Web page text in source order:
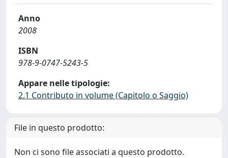
Anno
2008
ISBN
978-9-0747-5243-5
Appare nelle tipologie:
2.1 Contributo in volume (Capitolo o Saggio)
File in questo prodotto:
Non ci sono file associati a questo prodotto.